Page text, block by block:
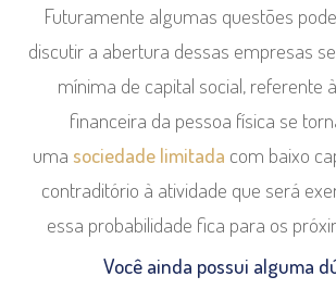
Futuramente algumas questões
discutir a abertura dessas empresas
mínima de capital social, referente
financeira da pessoa física se
uma sociedade limitada com baixo
contraditório à atividade que será
essa probabilidade fica para os
Você ainda possui alguma